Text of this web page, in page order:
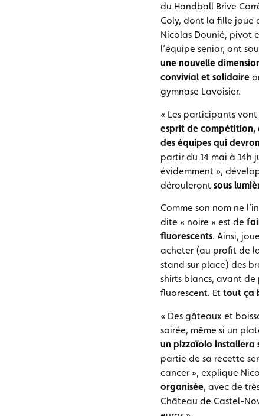
du Handball Brive
Coly, dont la fille joue
Nicolas Dounié, pivot
l’équipe senior, ont
une nouvelle
convivial et solidaire
gymnase Lavoisier.
« Les participants
esprit de compétition,
des équipes qui
partir du 14 mai à 14h
évidemment »,
dérouleront sous
Comme son nom ne
dite « noire » est de
fluorescents. Ainsi,
acheter (au profit de
stand sur place) des
shirts blancs, avant
fluorescent. Et tout ça
« Des gâteaux et
soirée, même si un
un pizzaïolo installera
partie de sa recette
cancer », explique
organisée, avec de
Château de Castel-